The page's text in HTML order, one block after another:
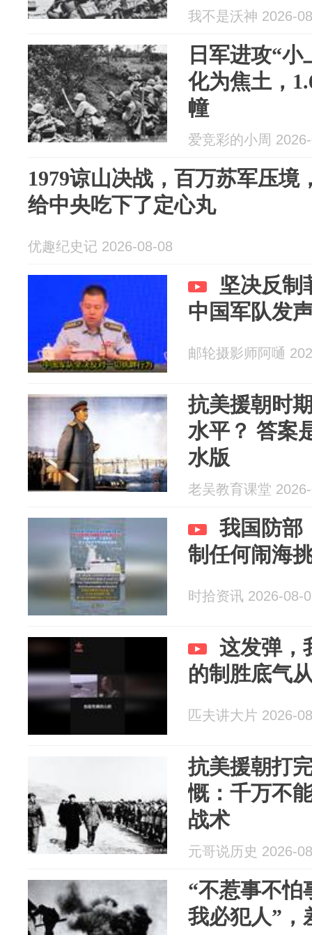
我不是沃神 2026-
日军进攻“
化为焦土，
幢
爱竞彩的小周
1979谅山决战，百万苏军压境
给中央吃下了定心丸
优趣纪史记 2026-08-08
坚决反制
中国军队发
邮轮摄影师阿嗵
抗美援朝时
水平？ 答案
水版
老吴教育课堂
我国防部
制任何闹海
时拾资讯 2026-08-
这发弹，
的制胜底气
匹夫讲大片 2026-
抗美援朝打
慨：千万不
战术
元哥说历史 2026-
“不惹事不怕
我必犯人”，